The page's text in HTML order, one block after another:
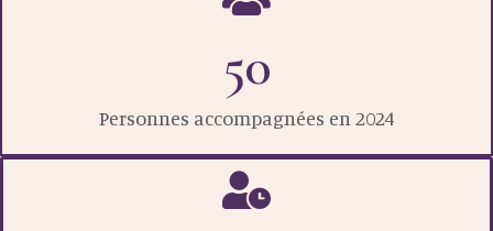
Personnes accompagnées en 2024
50